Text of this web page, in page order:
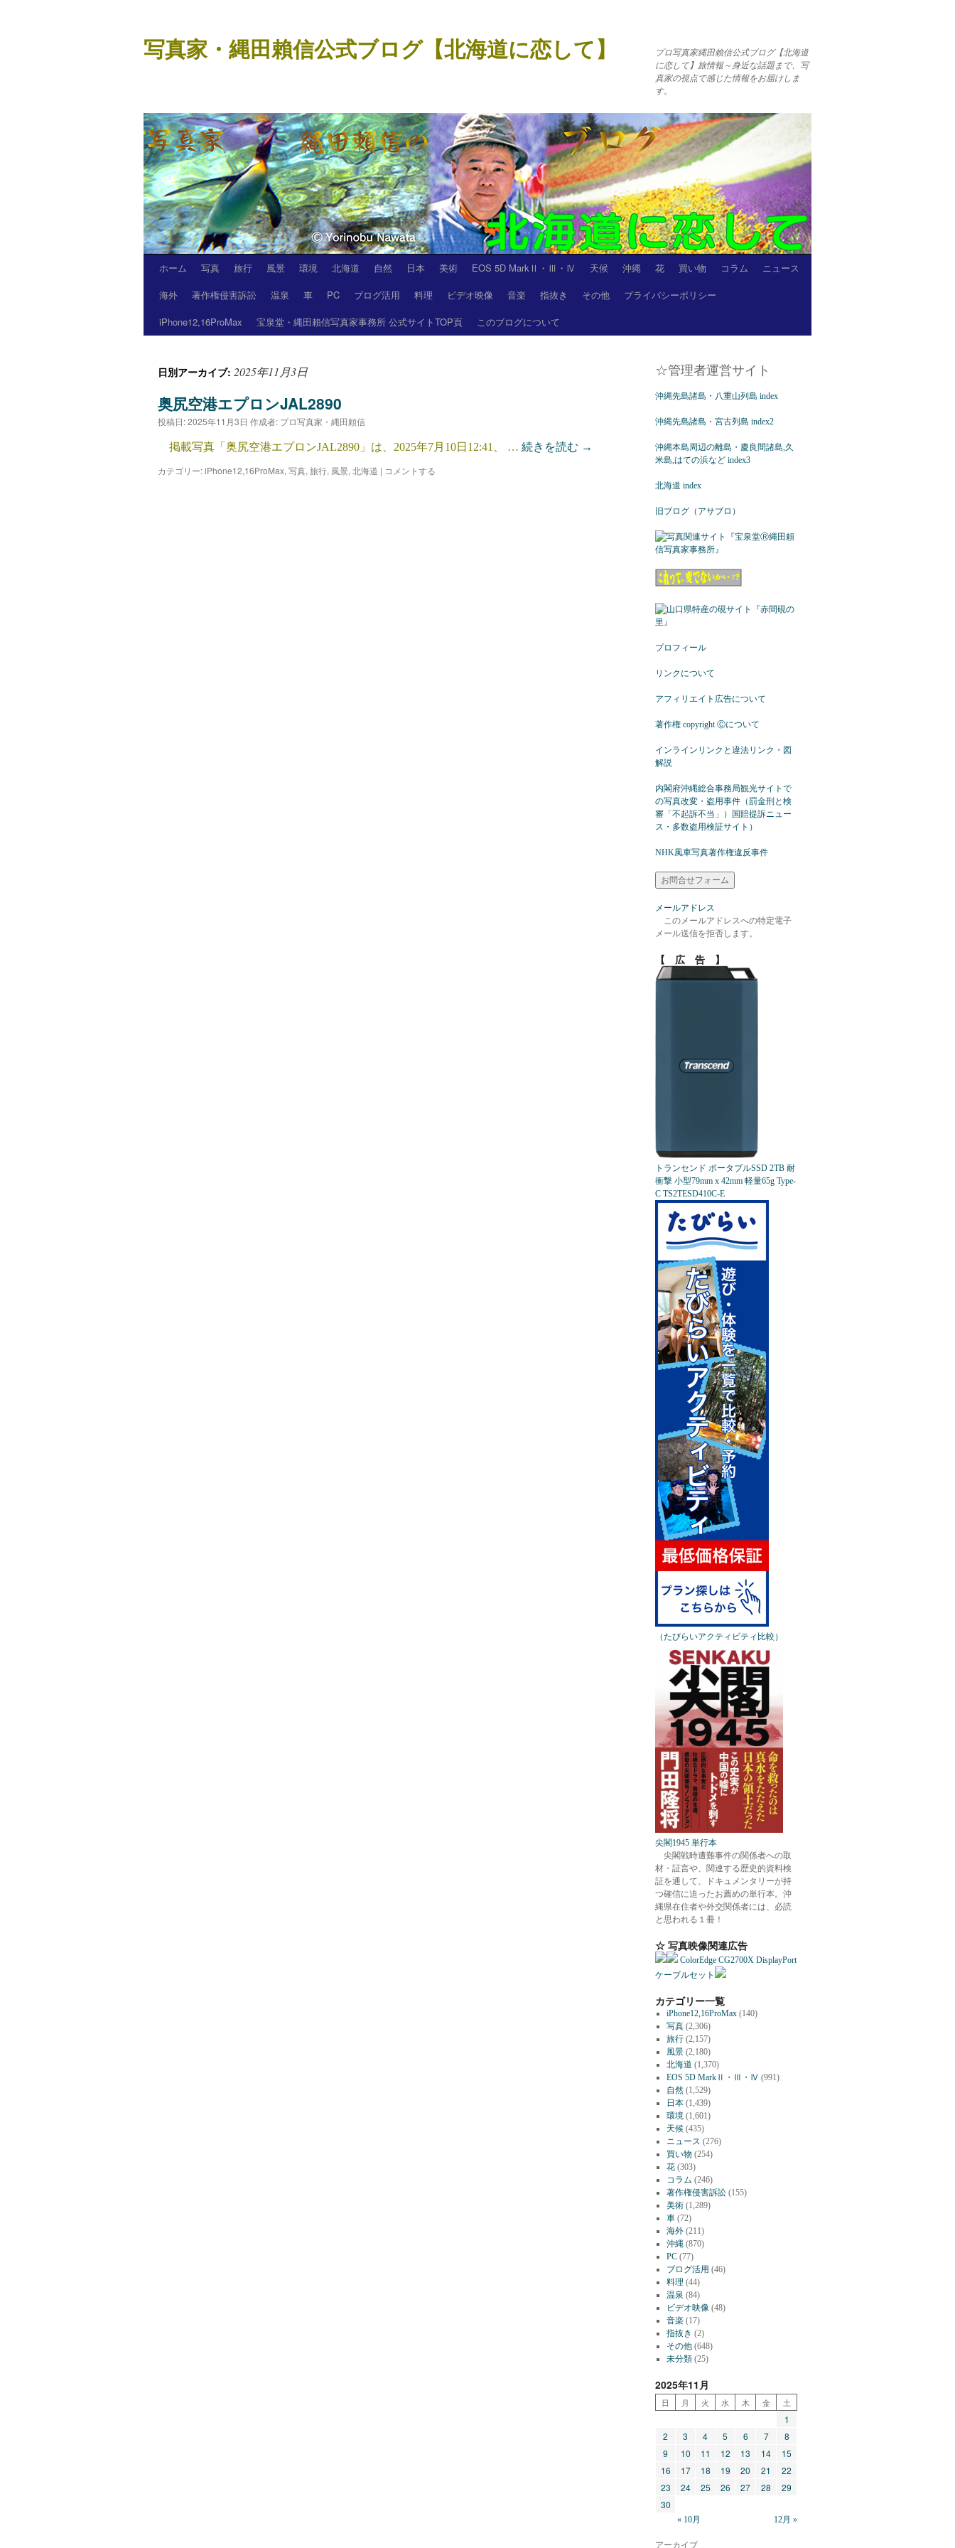
テ
ン
ッ
プ
写真家・縄田賴信公式ブログ【北海道に恋して】
プロ写真家縄田賴信公式ブログ【北海道
に恋して】旅情報～身近な話題まで、写
真家の視点で感じた情報をお届けしま
す。
ホーム 写真 旅行 風景 環境 北海道 自然 日本 美術 EOS 5D MarkⅡ・Ⅲ・Ⅳ 天候 沖縄 花 買い物 コラム
ニュース
海外
著作権侵害訴訟 温泉 車 PC ブログ活用 料理 ビデオ映像 音楽 指抜き その他
プライバシーポリシー
iPhone12,16ProMax
宝泉堂・縄田賴信写真家事務所 公式サイトTOP頁 このブログについて
日別アーカイブ: 2025年11月3日
奥尻空港エプロンJAL2890
投稿日:2025年11月3日 作成者: プロ写真家・縄田頼信
掲載写真「奥尻空港エプロンJAL2890」は、2025年7月10日12:41、 … 続きを読む →
カテゴリー:iPhone12,16ProMax, 写真, 旅行, 風景, 北海道 | コメントする
☆管理者運営サイト
沖縄先島諸島・八重山列島 index
沖縄先島諸島・宮古列島 index2
沖縄本島周辺の離島・慶良間諸島,久
米島,はての浜など index3
北海道 index
旧ブログ（アサブロ）
プロフィール
リンクについて
アフィリエイト広告について
著作権 copyright Ⓒについて
インラインリンクと違法リンク・図
解説
内閣府沖縄総合事務局観光サイトで
の写真改変・盗用事件（罰金刑と検
審「不起訴不当」）国賠提訴ニュー
ス・多数盗用検証サイト）
NHK風車写真著作権違反事件
メールアドレス
このメールアドレスへの特定電子
メール送信を拒否します。
【 広 告 】
トランセンド ポータブルSSD 2TB 耐
衝撃 小型79mm x 42mm 軽量65g Type-
C TS2TESD410C-E
（たびらいアクティビティ比較）
尖閣1945 単行本
尖閣戦時遭難事件の関係者への取
材・証言や、関連する歴史的資料検
証を通して、ドキュメンタリーが持
つ確信に迫ったお薦めの単行本。沖
縄県在住者や外交関係者には、必読
と思われる１冊！
☆ 写真映像関連広告
ColorEdge CG2700X DisplayPort
ケーブルセット
カテゴリー一覧
iPhone12,16ProMax(140)
写真(2,306)
旅行(2,157)
風景(2,180)
北海道 (1,370)
EOS 5D MarkⅡ・Ⅲ・Ⅳ (991)
自然(1,529)
日本(1,439)
環境 (1,601)
天候(435)
ニュース (276)
買い物 (254)
花(303)
コラム (246)
著作権侵害訴訟(155)
美術(1,289)
車(72)
海外(211)
沖縄 (870)
PC(77)
ブログ活用 (46)
料理 (44)
温泉 (84)
ビデオ映像 (48)
音楽(17)
指抜き (2)
その他(648)
未分類(25)
2025年11月
日 月 火 水 木 金 土
1
2
3 4 5 6 7
8
9
10 11 12 13 14
15
16
17 18 19 20 21
22
23
24 25 26 27 28
29
30
« 10月 12月 »
アーカイブ